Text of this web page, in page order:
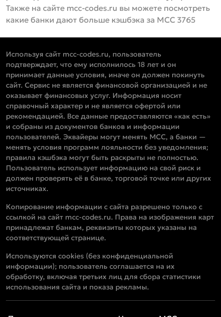
Также на сайте mcc-codes.ru вы можете посмотреть
какие банки дают больше кэшбэка за MCC 3765
Используя сайт mcc-codes.ru, пользователь
подтверждает, что ему исполнилось 18 лет и он
принимает данные условия, иначе он должен покинуть
сайт. Сервис не является финансовой организацией и не
оказывает финансовых услуг. Информация носит
справочный характер и не является офертой или
рекомендацией. Все данные предоставляются «как есть»
и собраны из документов банков и информации
пользователей. Эквайеры могут менять MCC, а банки —
менять условия программ лояльности без уведомления;
правила кэшбэка могут быть раскрыты не полностью.
Пользователь использует информацию на свой риск и
должен проверять её в банке, торговой точке или других
источниках.
Копирование информации с сайта разрешено только с
ссылкой на сайт mcc-codes.ru. Права на изображения карт
принадлежат банкам, реквизиты которых указаны на
соответствующей странице.
Используются cookies (без конфиденциальной
информации); пользователь соглашается на их
обработку, включая третьих лиц для сбора статистики
использования сайта и показа рекламы.